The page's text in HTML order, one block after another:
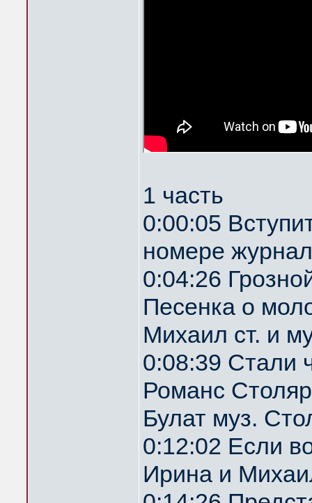
1 часть
0:00:05
номере
0:04:26
Песенка о
Михаил ст. и
0:08:39 Стали
Романс
Булат муз.
0:12:02 Если
Ирина и